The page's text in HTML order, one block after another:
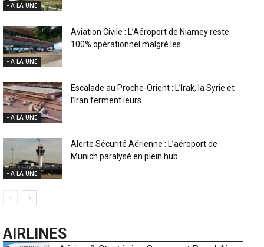
- A LA UNE
- A LA UNE
Aviation Civile : L’Aéroport de Niamey reste
100% opérationnel malgré les...
- A LA UNE
Escalade au Proche-Orient : L’Irak, la Syrie et
l’Iran ferment leurs...
- A LA UNE
Alerte Sécurité Aérienne : L’aéroport de
Munich paralysé en plein hub...
AIRLINES